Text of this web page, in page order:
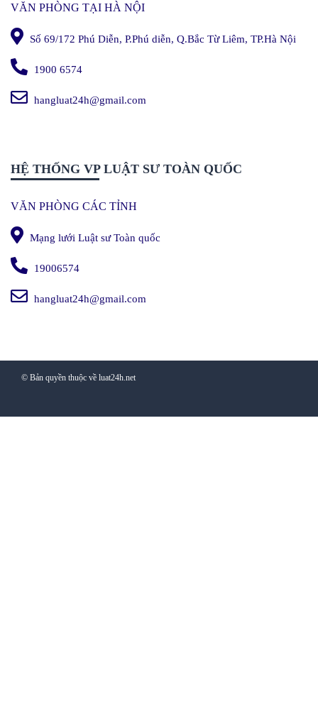
VĂN PHÒNG TẠI HÀ NỘI
Số 69/172 Phú Diễn, P.Phú diễn, Q.Bắc Từ Liêm, TP.Hà Nội
1900 6574
hangluat24h@gmail.com
HỆ THỐNG VP LUẬT SƯ TOÀN QUỐC
VĂN PHÒNG CÁC TỈNH
Mạng lưới Luật sư Toàn quốc
19006574
hangluat24h@gmail.com
© Bản quyền thuộc về luat24h.net